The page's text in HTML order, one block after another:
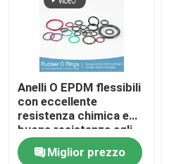
Anelli O EPDM flessibili
con eccellente
resistenza chimica e
buona resistenza agli
UV
Miglior prezzo